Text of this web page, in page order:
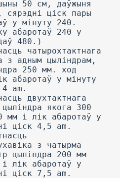
50 см, даўжыня
сярэдні ціск пары
у мінуту 240.
абаротаў 240 у
480.)
чатырохтактнага
з адным цыліндрам,
250 мм. ход
абаротаў у мінуту
am.
двухтактнага
якога 300
мм і лік абаротаў у
ціск 4,5 am.
з чатырма
цыліндра 200 мм
лік абаротаў у
ціск 7,5 am.